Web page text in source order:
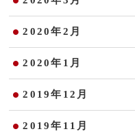
2020年2月
2020年1月
2019年12月
2019年11月